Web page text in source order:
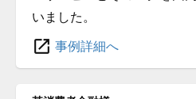
いました。
事例詳細へ